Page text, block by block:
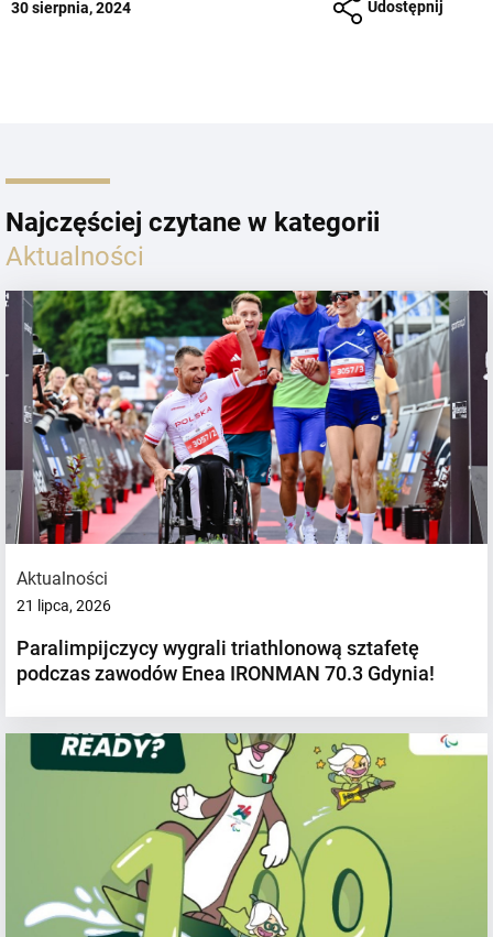
30 sierpnia, 2024 Udostępnij
Najczęściej czytane w kategorii
Aktualności
Aktualności
21 lipca, 2026
Paralimpijczycy wygrali triathlonową sztafetę
podczas zawodów Enea IRONMAN 70.3 Gdynia!